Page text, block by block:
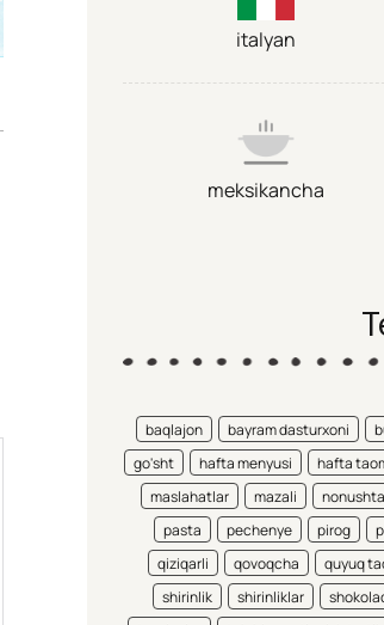
italyan
meksikancha
baqlajon bayram dasturxoni
go'sht
hafta menyusi hafta
maslahatlar
mazali nonushta
pasta
pechenye pirog
qiziqarli
qovoqcha quyuq
shirinlik
shirinliklar